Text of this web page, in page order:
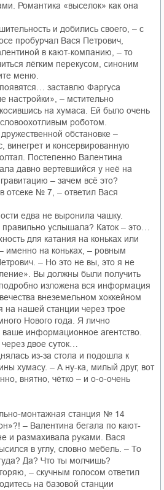
Романтика «выселок» как она
и добились своего, – с
пробурчал Вася Петрович,
в кают-компанию, – то
лёгким перекусом, синоним
меню.
заставлю Фаргуса
настройки», – мстительно
на хумаса. Ей было очень
роботом.
обстановке –
винегрет и консервированную
Постепенно Валентина
давно вертевшийся у неё на
– зачем всё это?
отсеке № 7, – ответил Вася
едва не выронила чашку.
услышала? Каток – это…
для катания на коньках или
именно на коньках, – ровным
– Но это не вы, это я не
Вы должны были получить
изложена вся информация
внеземельном хоккейном
на нашей станции через трое
Нового года. Я лично
ваше информационное агентство.
двое суток…
из-за стола и подошла к
хумасу. – А ну-ка, милый друг, вот
внятно, чётко – и о-о-очень
монтажная станция № 14
– Валентина бегала по кают-
и размахивала руками. Вася
в углу, словно мебель. – То
Да? Что ты молчишь?
– скучным голосом ответил
на базовой станции